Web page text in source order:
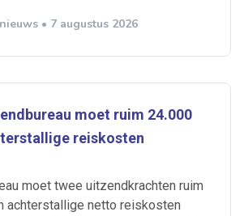
• 7 augustus 2026
moet ruim 24.000
reiskosten
moet twee uitzendkrachten ruim
achterstallige netto reiskosten